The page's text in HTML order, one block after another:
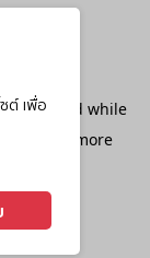
ต์ เพื่อ
occurred while
for more